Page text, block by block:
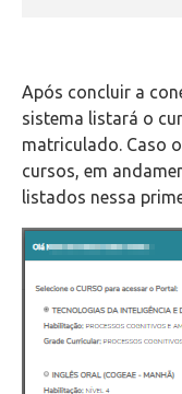
Telefonia
Office 365
Intercâmbio
Fluig
Feedz
Após concluir a
sistema listará o
matriculado. Caso
cursos, em
listados nessa